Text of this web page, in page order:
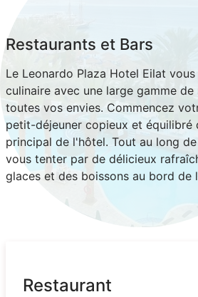
Restaurants et Bars
Le Leonardo Plaza Hotel Eilat
culinaire avec une large gamme
toutes vos envies. Commencez
petit-déjeuner copieux et équilibré
principal de l'hôtel. Tout au long
vous tenter par de délicieux
glaces et des boissons au bord de
Restaurant